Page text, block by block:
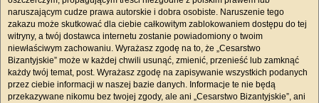
naruszającym cudze prawa autorskie i dobra osobiste. Naruszenie tego
zakazu może skutkować dla ciebie całkowitym zablokowaniem dostępu do tej
witryny, a twój dostawca internetu zostanie powiadomiony o twoim
niewłaściwym zachowaniu. Wyrażasz zgodę na to, że „Cesarstwo
Bizantyjskie” może w każdej chwili usunąć, zmienić, przenieść lub zamknąć
każdy twój temat, post. Wyrażasz zgodę na zapisywanie wszystkich podanych
przez ciebie informacji w naszej bazie danych. Informacje te nie będą
przekazywane nikomu bez twojej zgody, ale ani „Cesarstwo Bizantyjskie”, ani